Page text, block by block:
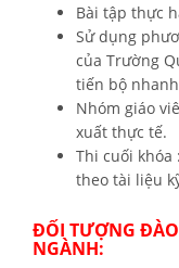
Bài tập thực
Sử dụng
của Trường
tiến bộ
Nhóm giáo
xuất thực tế.
Thi cuối
theo tài liệu
ĐỐI TƯỢNG ĐÀO
NGÀNH: